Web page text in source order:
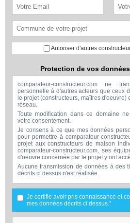
Autoriser d'autres
Protection de vos
comparateur-constructeur.com ne
personnelle à d'autres acteurs que ceux
le projet (constructeurs, maîtres d'oeuvre)
réseau.
Toute modification dans ce domaine
votre consentement.
Je consens à ce que mes données
pour permettre à comparateur-
projet aux constructeurs de maison
comparateur-constructeur.com, ses
d'oeuvre concernée par le projet y ont
Aucune transmission de données à des
décrits ci dessus n'est réalisée.
Mes données téléphoniques seront
comparateur-constructeur.com et la
par votre projet dans le cadre de la
projet.
Les données sont conservées
courant à partir des derniers contacts
Je certifie avoir pris connaissance et
mes données décrits ci dessus.*